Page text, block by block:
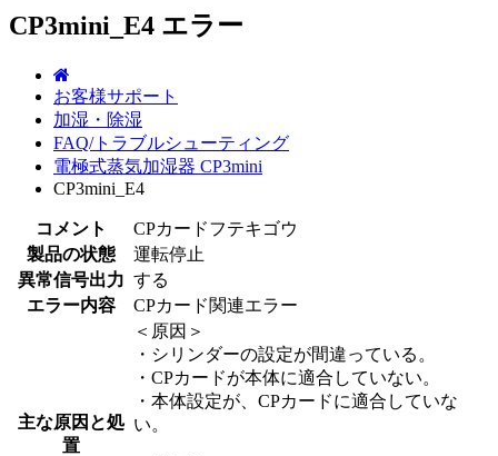
CP3mini_E4 エラー
お客様サポート
加湿・除湿
FAQ/トラブルシューティング
電極式蒸気加湿器 CP3mini
CP3mini_E4
コメント
CPカードフテキゴウ
製品の状態
運転停止
異常信号出力 する
エラー内容
CPカード関連エラー
主な原因と処
置
＜原因＞
・シリンダーの設定が間違っている。
・CPカードが本体に適合していない。
・本体設定が、CPカードに適合していな
い。